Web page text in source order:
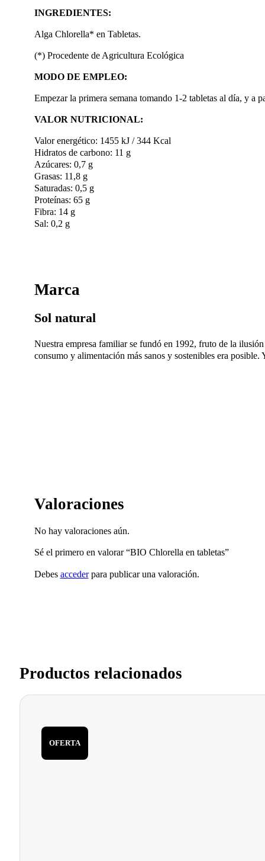
INGREDIENTES:
Alga Chlorella* en Tabletas.
(*) Procedente de Agricultura Ecológica
MODO DE EMPLEO:
Empezar la primera semana tomando 1-2 tabletas al día, y a
VALOR NUTRICIONAL:
Valor energético: 1455 kJ / 344 Kcal
Hidratos de carbono: 11 g
Azúcares: 0,7 g
Grasas: 11,8 g
Saturadas: 0,5 g
Proteínas: 65 g
Fibra: 14 g
Sal: 0,2 g
Marca
Sol natural
Nuestra empresa familiar se fundó en 1992, fruto de la
consumo y alimentación más sanos y sostenibles era
Valoraciones
No hay valoraciones aún.
Sé el primero en valorar “BIO Chlorella en tabletas”
Debes accederpara publicar una valoración.
Productos relacionados
OFERTA